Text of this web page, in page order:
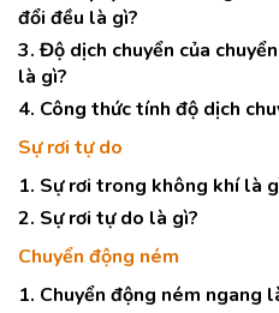
đổi đều là gì?
3. Độ dịch chuyển của
là gì?
4. Công thức tính độ dịch
Sự rơi tự do
1. Sự rơi trong không khí là
2. Sự rơi tự do là gì?
Chuyển động ném
1. Chuyển động ném ngang